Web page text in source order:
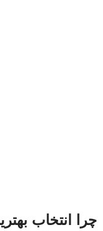
چرا انتخاب